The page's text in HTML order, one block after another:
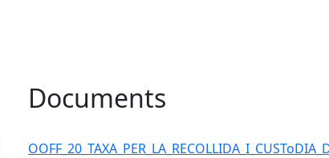
Documents